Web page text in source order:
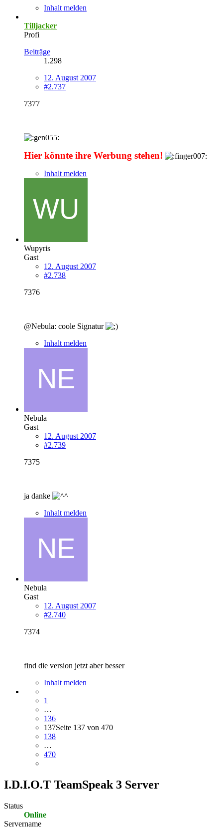
Inhalt melden
Tilljacker
Profi
Beiträge
1.298
12. August 2007
#2.737
7377
Hier könnte ihre Werbung stehen!
Inhalt melden
Wupyris
Gast
12. August 2007
#2.738
7376
@Nebula: coole Signatur
Inhalt melden
Nebula
Gast
12. August 2007
#2.739
7375
ja danke
Inhalt melden
Nebula
Gast
12. August 2007
#2.740
7374
find die version jetzt aber besser
Inhalt melden
1
…
136
137Seite 137 von 470
138
…
470
I.D.I.O.T TeamSpeak 3 Server
Status
Online
Servername